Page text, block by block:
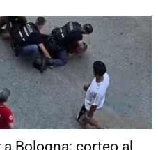
Bologna: corteo al